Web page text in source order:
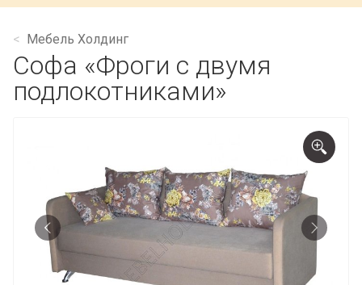
Мебель Холдинг
Софа «Фроги с двумя
подлокотниками»